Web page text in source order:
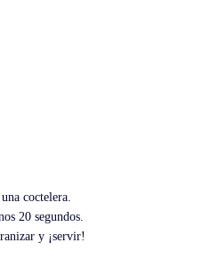
coctelera.
20 segundos.
y ¡servir!